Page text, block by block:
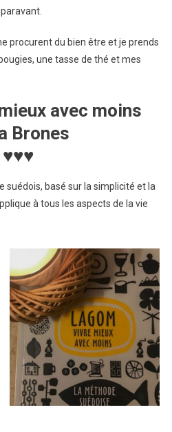
procurent du bien être et je prends
une tasse de thé et mes
avec moins
Brones
♥♥♥
suédois, basé sur la simplicité et la
à tous les aspects de la vie